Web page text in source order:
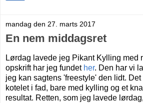
mandag den 27. marts 2017
En nem middagsret
Lørdag lavede jeg Pikant Kylling med
opskrift har jeg fundet her. Den har vi
jeg kan sagtens 'freestyle' den lidt.
kotelet i fad, bare med kylling og et
resultat. Retten, som jeg lavede